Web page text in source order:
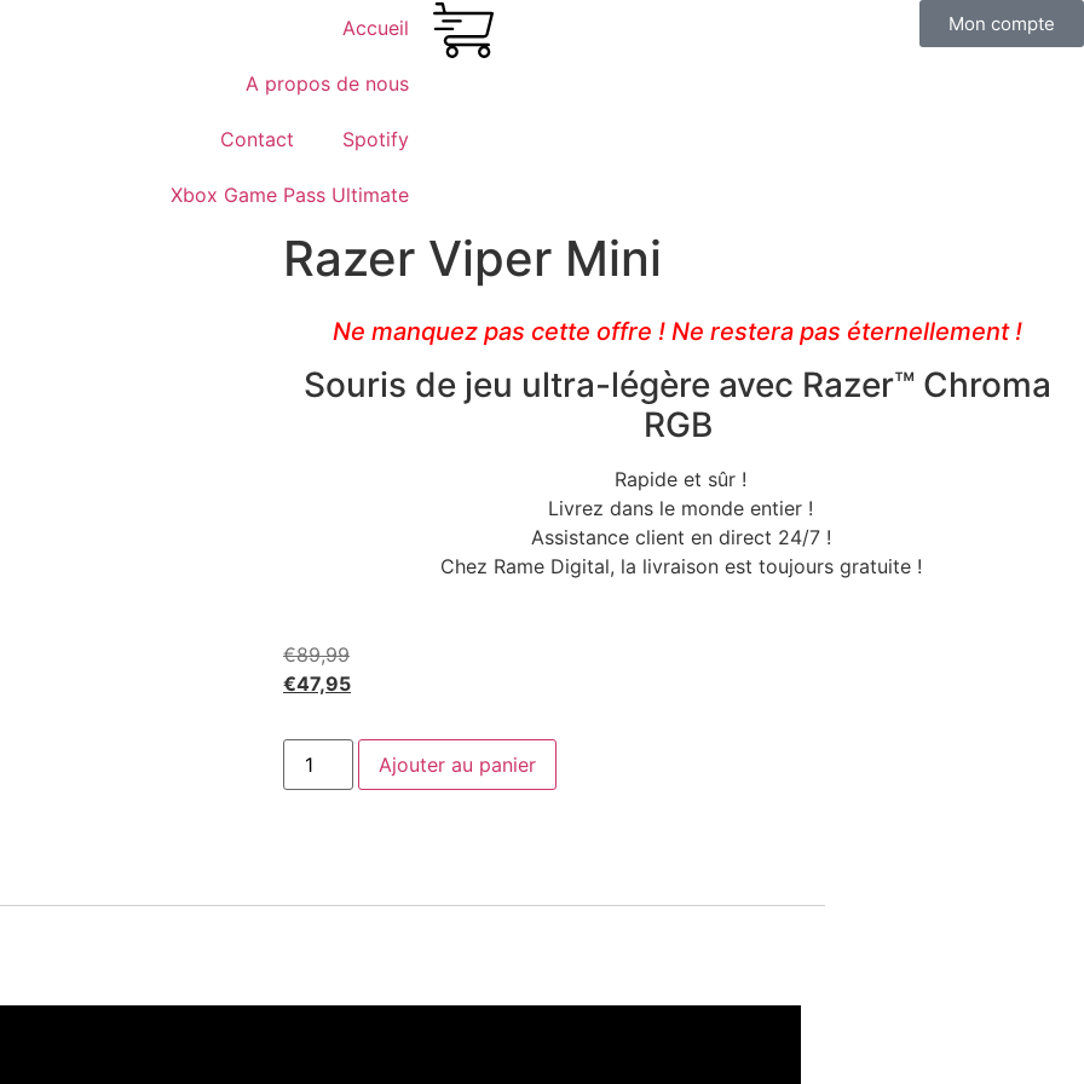
Accueil
A propos de nous
Contact Spotify
Xbox Game Pass Ultimate
Mon compte
Razer Viper Mini
Ne manquez pas cette offre ! Ne restera pas éternellement !
Souris de jeu ultra-légère avec Razer™ Chroma
RGB
Rapide et sûr !
Livrez dans le monde entier !
Assistance client en direct 24/7 !
Chez Rame Digital, la livraison est toujours gratuite !
€89,99
€47,95
Ajouter au panier